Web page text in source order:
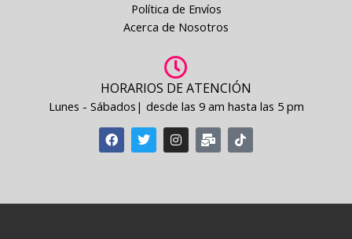
Política de Envíos
Acerca de Nosotros
HORARIOS DE ATENCIÓN
Lunes - Sábados| desde las 9 am hasta las 5 pm
F
a
c
o
T
w
i
r
I
n
s
r
M
a
i
u
T
i
k